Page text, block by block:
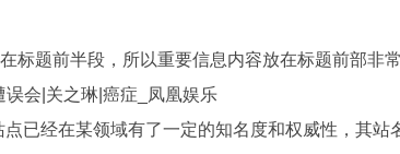
标题前半段，所以重要信息内容放在标题前部非
会|关之琳|癌症_凤凰娱乐
已经在某领域有了一定的知名度和权威性，其